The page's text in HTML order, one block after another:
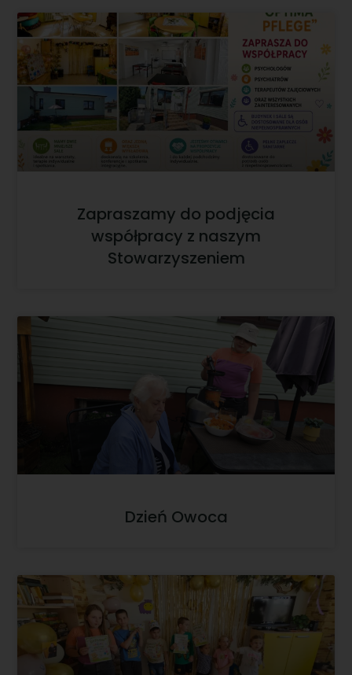
Zapraszamy do podjęcia
współpracy z naszym
Stowarzyszeniem
Dzień Owoca